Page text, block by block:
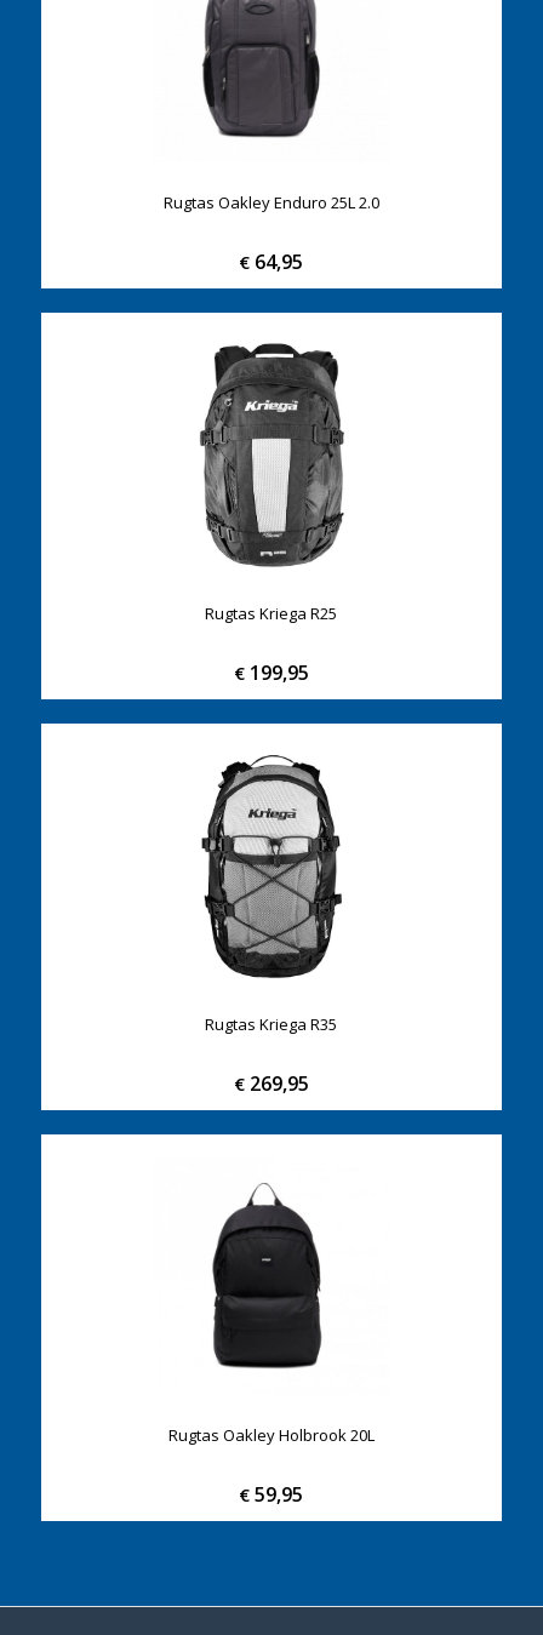
Rugtas Oakley Enduro 25L 2.0
€ 64,95
Rugtas Kriega R25
€199,95
Rugtas Kriega R35
€269,95
Rugtas Oakley Holbrook 20L
€ 59,95